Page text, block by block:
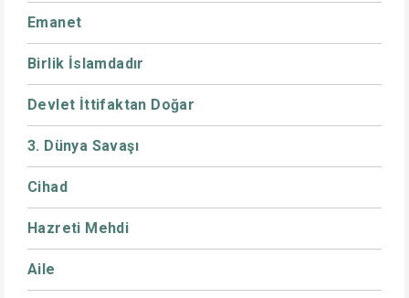
Emanet
Birlik İslamdadır
Devlet İttifaktan Doğar
3. Dünya Savaşı
Cihad
Hazreti Mehdi
Aile